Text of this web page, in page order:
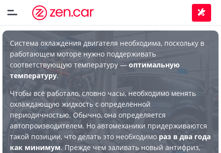
Система охлаждения двигателя необходима, поскольку в
работающем моторе нужно поддерживать
соответствующую температуру — оптимальную
температуру.
Чтобы всё работало, словно часы, необходимо менять
охлаждающую жидкость с определённой
периодичностью. Обычно, она определяется
автопроизводителем. Но автомеханики придерживаются
такой позиции, что делать это необходимо раз в два года
как минимум. Прежде чем заливать новый антифриз,